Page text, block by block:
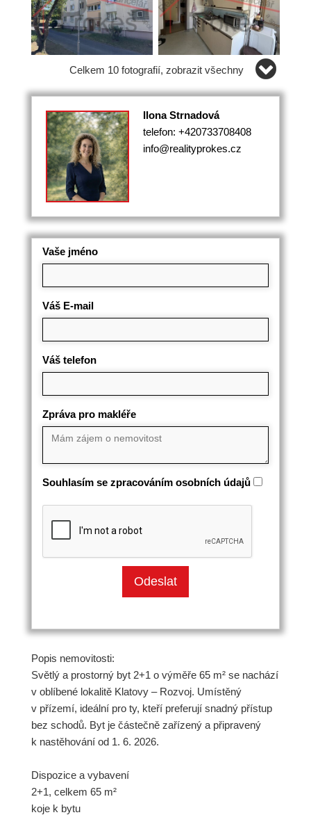
Celkem 10 fotografií, zobrazit všechny
Ilona Strnadová
telefon: +420733708408
info@realityprokes.cz
Vaše jméno
Váš E-mail
Váš telefon
Zpráva pro makléře
Souhlasím se zpracováním osobních údajů
Popis nemovitosti:
Světlý a prostorný byt 2+1 o výměře 65 m² se nachází
v oblíbené lokalitě Klatovy – Rozvoj. Umístěný
v přízemí, ideální pro ty, kteří preferují snadný přístup
bez schodů. Byt je částečně zařízený a připravený
k nastěhování od 1. 6. 2026.
Dispozice a vybavení
2+1, celkem 65 m²
koje k bytu